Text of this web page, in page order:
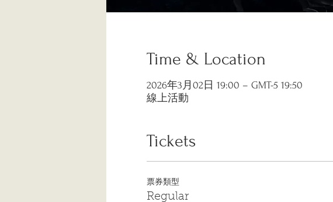
Time & Location
2026年3月02日 19:00 – GMT-5 19:50
線上活動
Tickets
票券類型
Regular